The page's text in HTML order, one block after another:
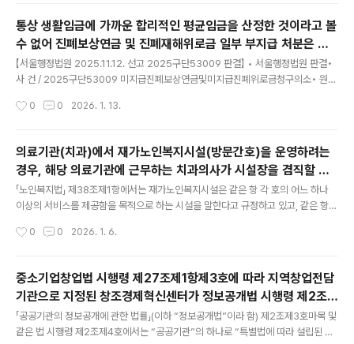
의 나머지 청구를 기각한다.3. 소송비용은 피고가 부담한다. 피고가 2024.5.23. 원
고에게 한 공무상요양 불승인 처분을 취소한다. 1. 처분의 경위 가. 원고는 B경찰서 C
파출소 소속 경찰관으로 근무하는 사람으로서 2023.6.24. 112신..
통상 생활임금에 가까운 합리적인 평균임금을 산정한 것이라고 볼
수 없어 진폐보상연금 및 진폐재해위로금 일부 부지급 처분은 위
법 [서울행법 2025구단53009]
【서울행정법원 2025.11.12. 선고 2025구단53009 판결】 • 서울행정법원 판결•
사 건 / 2025구단53009 미지급진폐보상연금및미지급진폐위로금청구의소• 원
1. 피고가 2025.2.11. 원고에게 한 진폐보상연금 및 진폐재해위로금 일부 부지급 처
(19**.**.**.생, 남자)는 다음 표 기재와 같이 광업소에서 근무한 사람이다. 나. 원고
는 2024.8.16. ‘진폐’를 진단받고 피고로부터 진폐장해등급 제1급을 인정받아 그
무렵 산업재해보상보험법(이하 ‘산재보험법’이라 한다)상 특례임금 140..
0 0 2026. 1. 13.
의료기관(치과)에서 재가노인복지시설(방문간호)을 운영하려는
경우, 해당 의료기관에 근무하는 치과의사가 시설장을 겸직할 수
있는지 [법제처 25-0949]
「노인복지법」 제38조제1항에서는 재가노인복지시설은 같은 항 각 호의 어느 하나
이상의 서비스를 제공함을 목적으로 하는 시설을 말한다고 규정하고 있고, 같은 항제
시설이 제공하는 서비스의 하나로 규정하고 있으며, 같은 규칙 별표 9 제3호 중 시설
료소를 제외한 의료기관이 방문간호를 하는 경우에는 의사, 한의사 또는 치과의사 중
에서 해당 시설에 상근하는 자를 시설장으로 한다고 규정(다목)하고 있고, 같은 표 제
4호나목에서는 “시설장은 상근(1일 8시간, 월 20일 이상 근무하는 것을 말한다. 이
하 같다)하는 자로 두어야 한다”고 규정하고 있는바,치과의원 또..
0 0 2026. 1. 6.
중소기업창업법 시행령 제27조제1항제3호에 따라 지역창업전담
기관으로 지정된 창조경제혁신센터가 정보공개법 시행령 제2조제
4호에 따른 “특별법에 따라 설립된 특수법인”에 해당하는지 여부
[법제처 25-0722]
「공공기관의 정보공개에 관한 법률」(이하 “정보공개법”이라 함) 제2조제3호마목 및
같은 법 시행령 제2조제4호에서는 “공공기관”의 하나로 “특별법에 따라 설립된 특